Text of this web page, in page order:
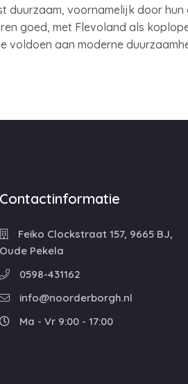
duurzaam, voornamelijk door
goed, met Flevoland als
voldoen aan moderne
Contactinformatie
Feiko Clockstraat 157, 9665 BJ,
Oude Pekela
0598-431162
info@noorderborgh.nl
Ma - Vr 9:00 - 17:00